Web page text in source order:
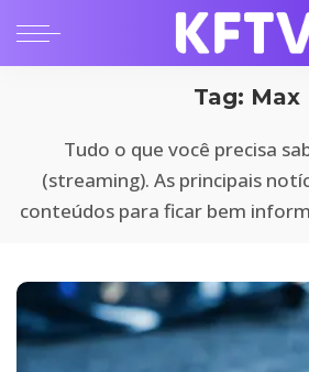
Tag: Max
Tudo o que você precisa
(streaming). As principais
conteúdos para ficar bem